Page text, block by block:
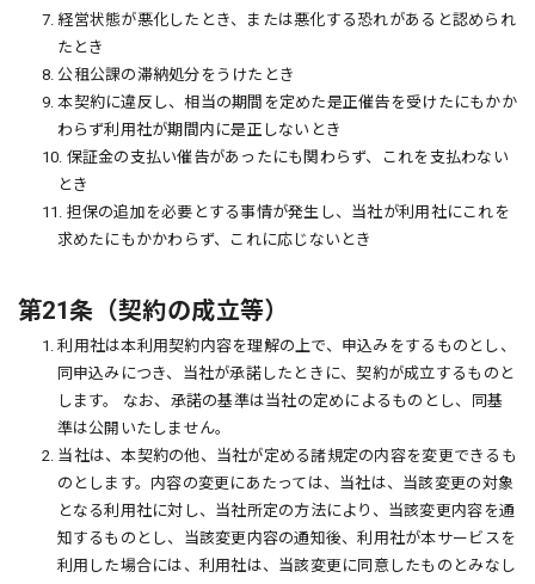
7. 経営状態が悪化したとき、または悪化する恐れがあると認められ
たとき
8. 公租公課の滞納処分をうけたとき
9. 本契約に違反し、相当の期間を定めた是正催告を受けたにもかか
わらず利用社が期間内に是正しないとき
10. 保証金の支払い催告があったにも関わらず、これを支払わない
とき
11. 担保の追加を必要とする事情が発生し、当社が利用社にこれを
求めたにもかかわらず、これに応じないとき
第21条（契約の成立等）
1. 利用社は本利用契約内容を理解の上で、申込みをするものとし、
同申込みにつき、当社が承諾したときに、契約が成立するものと
します。 なお、承諾の基準は当社の定めによるものとし、同基
準は公開いたしません。
2. 当社は、本契約の他、当社が定める諸規定の内容を変更できるも
のとします。内容の変更にあたっては、当社は、当該変更の対象
となる利用社に対し、当社所定の方法により、当該変更内容を通
知するものとし、当該変更内容の通知後、利用社が本サービスを
利用した場合には、利用社は、当該変更に同意したものとみなし